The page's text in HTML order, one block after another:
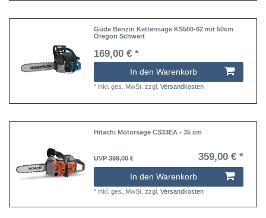
Güde Benzin Kettensäge KS500-62 mit 50cm
Oregon Schwert
169,00 € *
In den Warenkorb
*inkl. ges. MwSt. zzgl.Versandkosten
Hitachi Motorsäge CS33EA - 35 cm
UVP 399,00 € 359,00 € *
In den Warenkorb
*inkl. ges. MwSt. zzgl.Versandkosten